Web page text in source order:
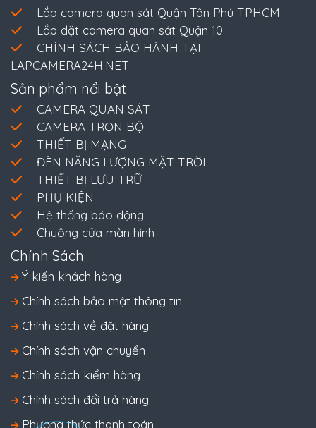
Lắp camera quan sát Quận Tân Phú TPHCM
Lắp đặt camera quan sát Quận 10
CHÍNH SÁCH BẢO HÀNH TẠI
LAPCAMERA24H.NET
Sản phẩm nổi bật
CAMERA QUAN SÁT
CAMERA TRỌN BỘ
THIẾT BỊ MẠNG
ĐÈN NĂNG LƯỢNG MẶT TRỜI
THIẾT BỊ LƯU TRỮ
PHỤ KIỆN
Hệ thống báo động
Chuông cửa màn hình
Chính Sách
Ý kiến khách hàng
Chính sách bảo mật thông tin
Chính sách về đặt hàng
Chính sách vận chuyển
Chính sách kiểm hàng
Chính sách đổi trả hàng
Phương thức thanh toán